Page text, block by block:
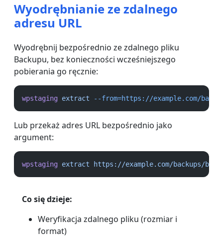
Wyodrębnianie ze zdalnego
adresu URL
Wyodrębnij bezpośrednio ze zdalnego pliku
Backupu, bez konieczności wcześniejszego
pobierania go ręcznie:
wpstaging extract --from=https://example.com/
Lub przekaż adres URL bezpośrednio jako
argument:
wpstaging extract https://example.com/backups/
Co się dzieje:
Weryfikacja zdalnego pliku (rozmiar i
format)